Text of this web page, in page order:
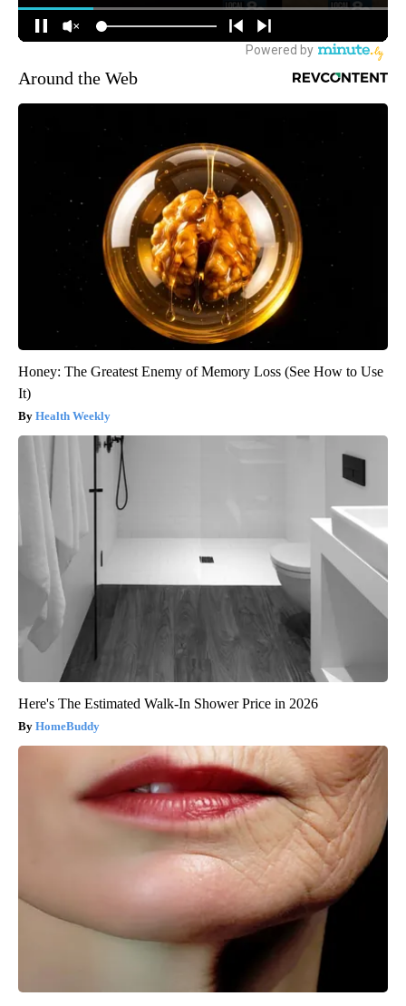
Around the Web
Honey: The Greatest Enemy of Memory Loss (See How to Use
It)
Health Weekly
Here's The Estimated Walk-In Shower Price in 2026
HomeBuddy